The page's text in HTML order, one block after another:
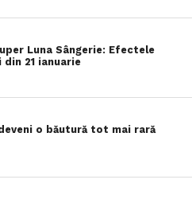
Luna Sângerie: Efectele
din 21 ianuarie
o băutură tot mai rară